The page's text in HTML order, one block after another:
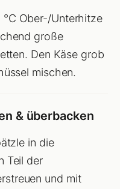
Ober-/Unterhitze
große
Den Käse grob
mischen.
& überbacken
in die
Teil der
und mit